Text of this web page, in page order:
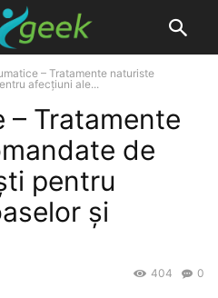
– Tratamente naturiste
afecțiuni ale...
– Tratamente
de
pentru
și
0
404